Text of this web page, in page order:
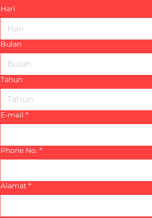
Hari
Bulan
Bulan
Tahun
E-mail *
Phone No. *
Alamat *